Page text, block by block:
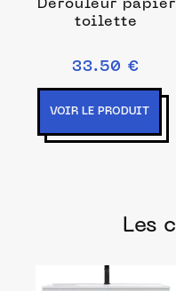
Dérouleur papier
toilette
33.50 €
VOIR LE PRODUIT
Les